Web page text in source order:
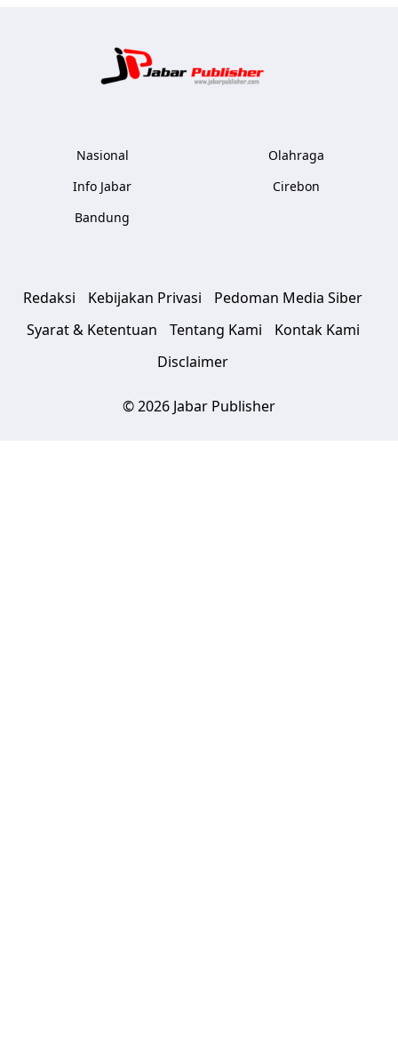
Nasional
Info Jabar
Bandung
Olahraga
Cirebon
Redaksi Kebijakan Privasi
Pedoman Media Siber
Syarat & Ketentuan
Tentang Kami
Kontak Kami
Disclaimer
© 2026 Jabar Publisher